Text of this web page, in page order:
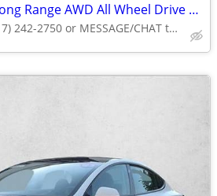
2023 Tesla Model Y Long Range AWD All Wheel Drive SUV Electric AUTONATION
Call (817) 242-2750 or MESSAGE/CHAT to confirm availability